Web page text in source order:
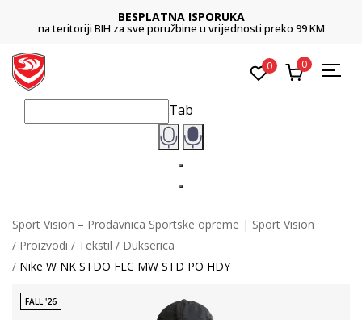
BESPLATNA ISPORUKA
na teritoriji BIH za sve poružbine u vrijednosti preko 99 KM
0 0
Tab
Sport Vision – Prodavnica Sportske opreme | Sport Vision
Proizvodi
Tekstil
Dukserica
Nike W NK STDO FLC MW STD PO HDY
FALL '26